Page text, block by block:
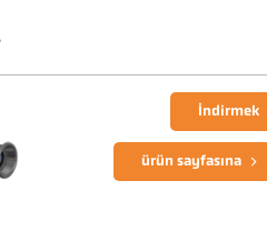
İndirmek
ürün sayfasına